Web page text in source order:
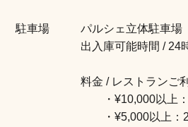
駐車場
パルシェ立体駐車場
出入庫可能時間 / 24
料金 / レストランご
・¥10,000以上：
・¥5,000以上：2